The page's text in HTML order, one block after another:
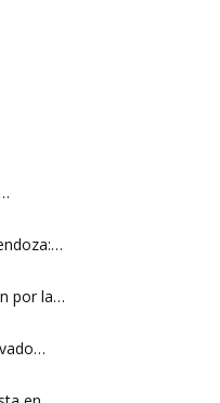
por la…